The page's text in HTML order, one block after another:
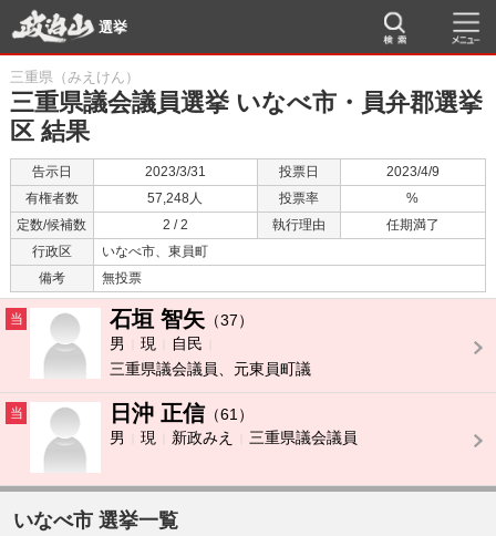
選挙
三重県（みえけん）
三重県議会議員選挙 いなべ市・員弁郡選挙
区 結果
告示日 2023/3/31 投票日
2023/4/9
有権者数
57,248人 投票率
%
定数/候補数
2 / 2 執行理由
任期満了
行政区
いなべ市、東員町
備考
無投票
当 石垣 智矢 （37）
男
現
自民
三重県議会議員、元東員町議
当 日沖 正信 （61）
男
現 新政みえ 三重県議会議員
いなべ市 選挙一覧